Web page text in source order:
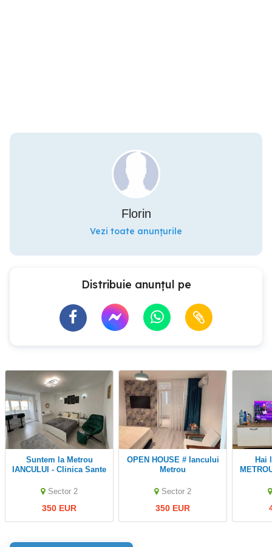
Florin
Vezi toate anunțurile
Distribuie anunțul pe
Suntem la Metrou
IANCULUI - Clinica Sante
Sector 2
350 EUR
OPEN HOUSE # Iancului
Metrou
Sector 2
350 EUR
Hai la vizionare!!